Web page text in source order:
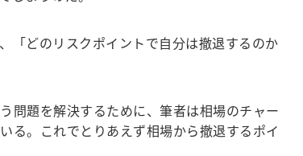
「どのリスクポイントで自分は撤退するのか
問題を解決するために、筆者は相場のチャー
る。これでとりあえず相場から撤退するポイ